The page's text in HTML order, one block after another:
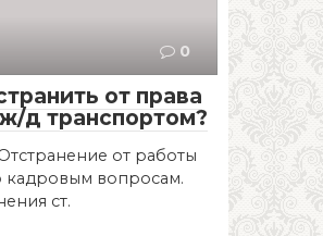
0
от права
д транспортом?
от работы
кадровым вопросам.
ст.